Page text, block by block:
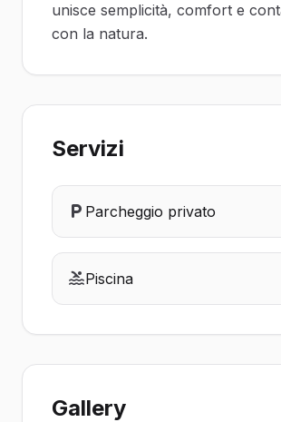
unisce semplicità, comfort e
con la natura.
Servizi
Parcheggio privato
Piscina
Gallery